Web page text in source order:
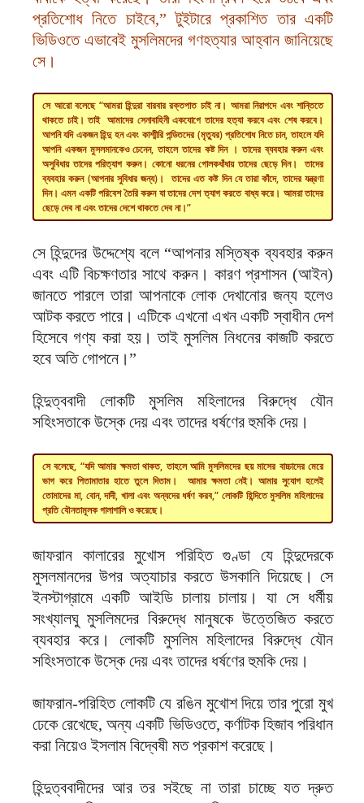
প্রতিশোধ নিতে চাইবে,” টুইটারে প্রকাশিত তার একটি
ভিডিওতে এভাবেই মুসলিমদের গণহত্যার আহ্বান জানিয়েছে
সে।
সে আরো বলেছে “আমরা হিন্দুরা বারবার রক্তপাত চাই না। আমরা নিরাপদে এবং শান্তিতে
থাকতে চাই। তাই আমাদের সেনাবাহিনী একযোগে তাদের হত্যা করবে এবং শেষ করবে।
আপনি যদি একজন হিন্দু হন এবং কাশ্মীরি পন্ডিতদের (মৃত্যুর) প্রতিশোধ নিতে চান, তাহলে যদি
আপনি একজন মুসলমানকেও চেনেন, তাহলে তাদের কষ্ট দিন । তাদের ব্যবহার করুন এবং
অসুবিধায় তাদের পরিত্যাগ করুন। কোনো ধরনের গোলকধাঁধায় তাদের ছেড়ে দিন। তাদের
ব্যবহার করুন (আপনার সুবিধার জন্য)। তাদের এত কষ্ট দিন যে তারা কাঁদে, তাদের যন্ত্রণা
দিন। এমন একটি পরিবেশ তৈরি করুন যা তাদের দেশ ত্যাগ করতে বাধ্য করে। আমরা তাদের
ছেড়ে দেব না এবং তাদের দেশে থাকতে দেব না।”
সে হিন্দুদের উদ্দেশ্যে বলে “আপনার মস্তিষ্ক ব্যবহার করুন
এবং এটি বিচক্ষণতার সাথে করুন। কারণ প্রশাসন (আইন)
জানতে পারলে তারা আপনাকে লোক দেখানোর জন্য হলেও
আটক করতে পারে। এটিকে এখনো এখন একটি স্বাধীন দেশ
হিসেবে গণ্য করা হয়। তাই মুসলিম নিধনের কাজটি করতে
হবে অতি গোপনে।”
হিন্দুত্ববাদী লোকটি মুসলিম মহিলাদের বিরুদ্ধে যৌন
সহিংসতাকে উস্কে দেয় এবং তাদের ধর্ষণের হুমকি দেয়।
সে বলেছে, “যদি আমার ক্ষমতা থাকত, তাহলে আমি মুসলিমদের ছয় মাসের বাচ্চাদের মেরে
ভাগ করে পিতামাতার হাতে তুলে দিতাম। আমার ক্ষমতা নেই। আমার সুযোগ হলেই
তোমাদের মা, বোন, দাদী, খালা এবং অন্যদের ধর্ষণ করব,” লোকটি হিন্দিতে মুসলিম মহিলাদের
প্রতি যৌনতামূলক গালাগালি ও করেছে।
জাফরান কালারের মুখোস পরিহিত গুণ্ডা যে হিন্দুদেরকে
মুসলমানদের উপর অত্যাচার করতে উসকানি দিয়েছে। সে
ইনস্টাগ্রামে একটি আইডি চালায় চালায়। যা সে ধর্মীয়
সংখ্যালঘু মুসলিমদের বিরুদ্ধে মানুষকে উত্তেজিত করতে
ব্যবহার করে। লোকটি মুসলিম মহিলাদের বিরুদ্ধে যৌন
সহিংসতাকে উস্কে দেয় এবং তাদের ধর্ষণের হুমকি দেয়।
জাফরান-পরিহিত লোকটি যে রঙিন মুখোশ দিয়ে তার পুরো মুখ
ঢেকে রেখেছে, অন্য একটি ভিডিওতে, কর্ণাটক হিজাব পরিধান
করা নিয়েও ইসলাম বিদ্বেষী মত প্রকাশ করেছে।
হিন্দুত্ববাদীদের আর তর সইছে না তারা চাচ্ছে যত দ্রুত